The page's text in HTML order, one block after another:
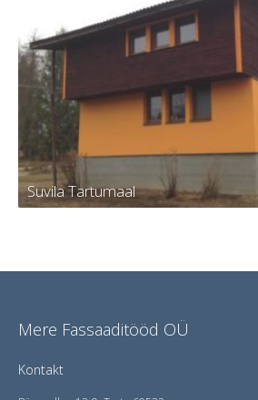
Korterelamu Tartus
Suvila Tartumaal
Suvila Tartumaal
Mere Fassaaditööd OÜ
Kontakt